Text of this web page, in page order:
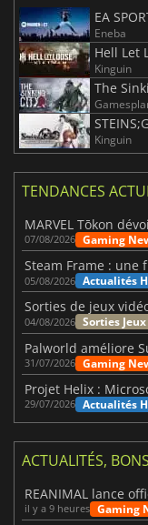
EA
Eneba
Hell Let
Kinguin
The
Kinguin
TENDANCES
07/08/2026 Gaming
05/08/2026 Actualités
04/08/2026 Sorties Jeux
Palworld améliore
31/07/2026 Gaming
Projet Helix :
29/07/2026 Actualités
ACTUALITÉS,
REANIMAL lance
il y a 9 heures Gaming